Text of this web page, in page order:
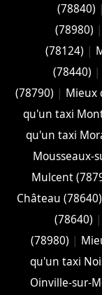
(78840) |
(78980) |
(78124) |
(78440) |
(78790) | Mieux
qu'un taxi
qu'un taxi
Mousseaux-
Mulcent
Château (78640)
(78640) |
(78980) |
qu'un taxi
Oinville-sur-